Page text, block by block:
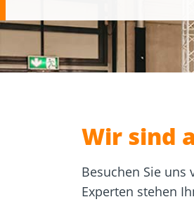
Werkzeuge und
Zubehör
Zulassungen
Wir sind
Besuchen Sie uns
Experten stehen